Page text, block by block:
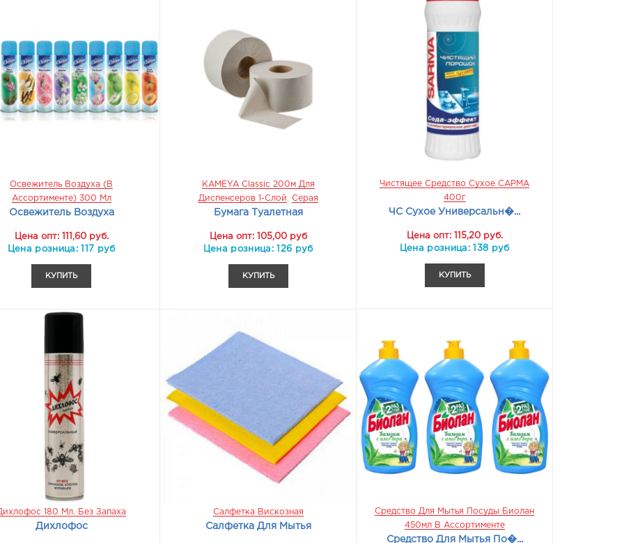
Освежитель Воздуха (в
Ассортименте) 300 Мл
Освежитель Воздуха
Цена опт: 111,60 руб.
Цена розница: 117 руб
КУПИТЬ
KAMEYA Classic 200м Для
Диспенсеров 1-Слой
Серая
Бумага Туалетная
Цена опт: 105,00 руб
Цена розница: 126 руб
КУПИТЬ
Чистящее Средство Сухое САРМА
400г
ЧС Сухое Универсальн�...
Цена опт: 115,20 руб.
Цена розница: 138 руб
КУПИТЬ
180 Мл. Без Запаха
Дихлофос
Салфетка Вискозная
Салфетка Для Мытья
Средство Для Мытья Посуды Биолан
450мл В Ассортименте
Средство Для Мытья По�...